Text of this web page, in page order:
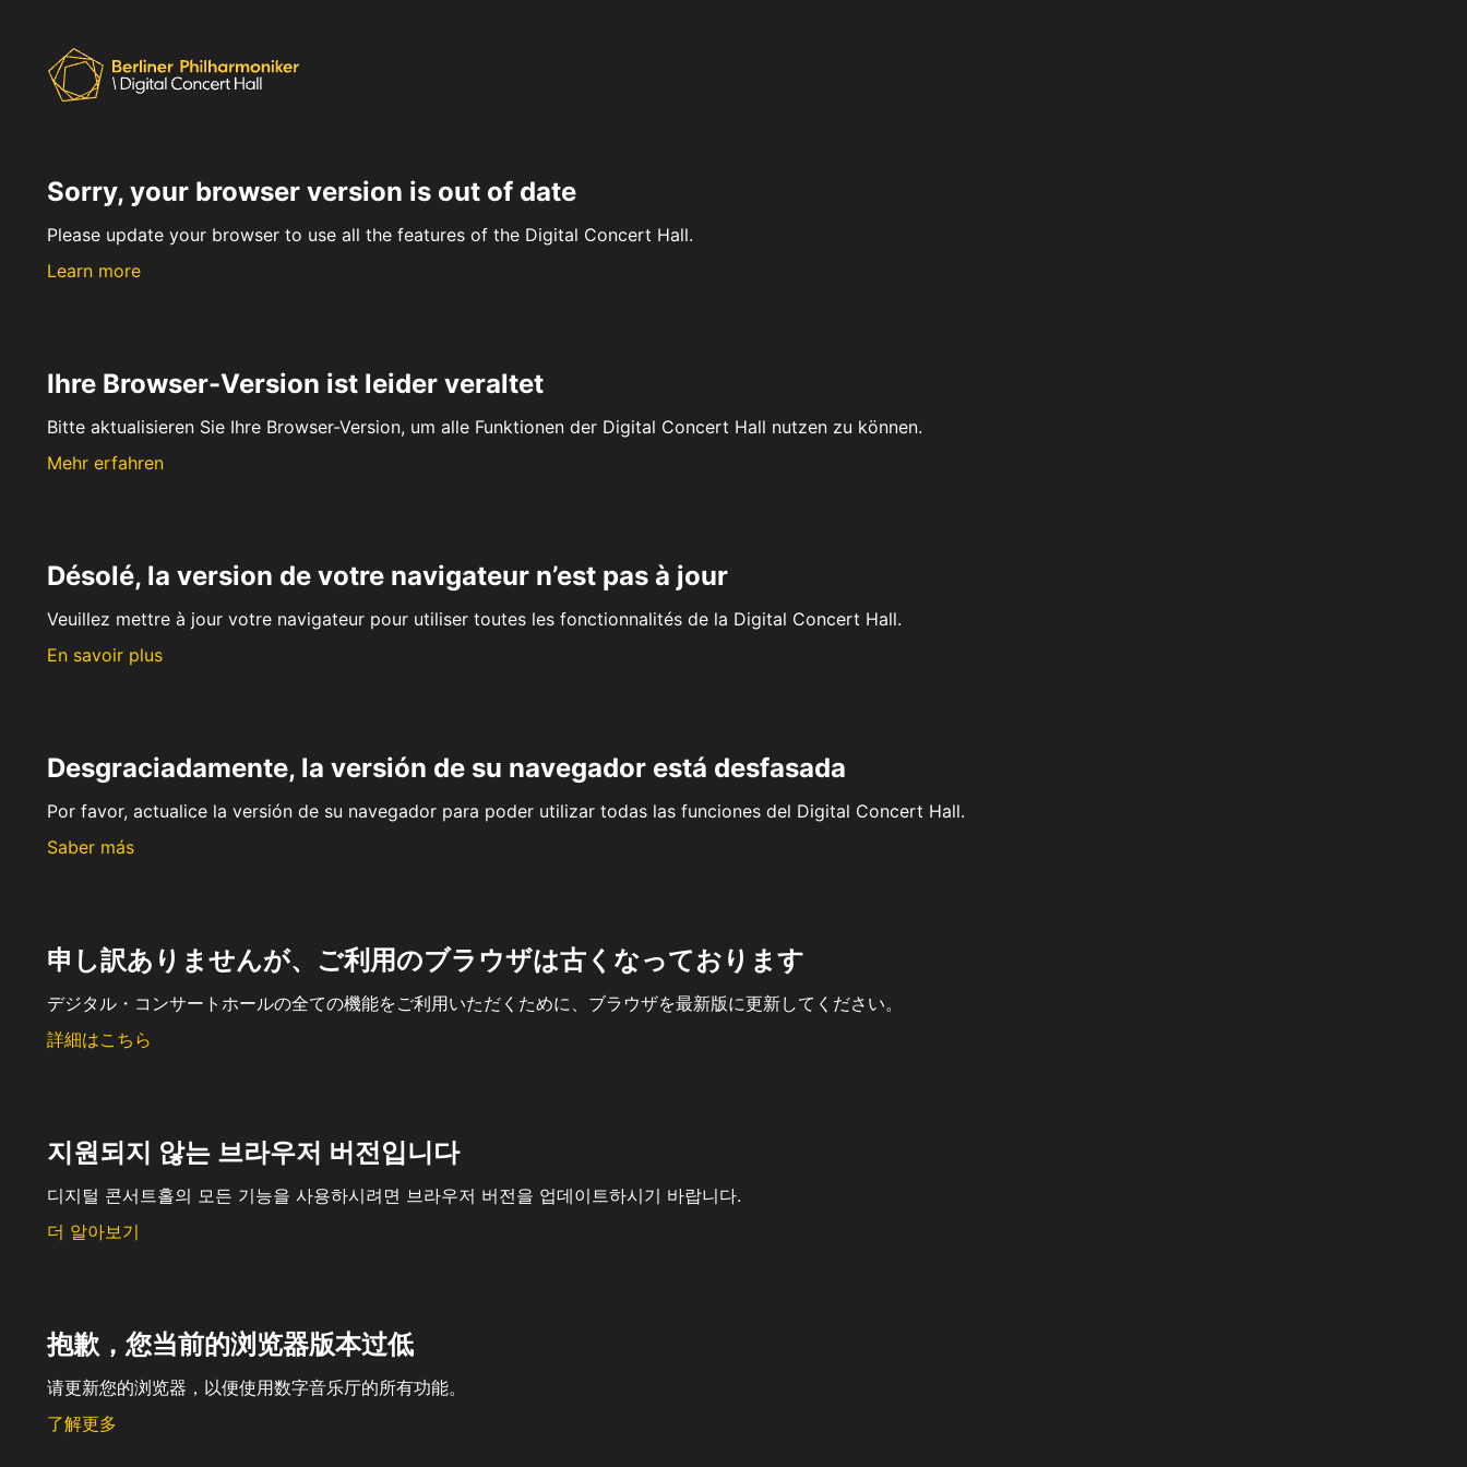
Sorry, your browser version is out of date
Please update your browser to use all the features of the Digital Concert Hall.
Learn more
Ihre Browser-Version ist leider veraltet
Bitte aktualisieren Sie Ihre Browser-Version, um alle Funktionen der Digital Concert Hall nutzen zu können.
Mehr erfahren
Désolé, la version de votre navigateur n’est pas à jour
Veuillez mettre à jour votre navigateur pour utiliser toutes les fonctionnalités de la Digital Concert Hall.
En savoir plus
Desgraciadamente, la versión de su navegador está desfasada
Por favor, actualice la versión de su navegador para poder utilizar todas las funciones del Digital Concert Hall.
Saber más
申し訳ありませんが、ご利用のブラウザは古くなっております
デジタル・コンサートホールの全ての機能をご利用いただくために、ブラウザを最新版に更新してください。
詳細はこちら
지원되지 않는 브라우저 버전입니다
디지털 콘서트홀의 모든 기능을 사용하시려면 브라우저 버전을 업데이트하시기 바랍니다.
더 알아보기
抱歉，您当前的浏览器版本过低
请更新您的浏览器，以便使用数字音乐厅的所有功能。
了解更多